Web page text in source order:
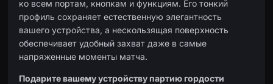
ко всем портам, кнопкам и функциям. Его тонкий
профиль сохраняет естественную элегантность
вашего устройства, а нескользящая поверхность
обеспечивает удобный захват даже в самые
напряженные моменты матча.
Подарите вашему устройству партию гордости